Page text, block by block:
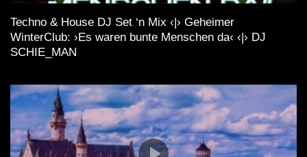
Techno & House DJ Set ‘n Mix ‹|› Geheimer
WinterClub: ›Es waren bunte Menschen da‹ ‹|› DJ
SCHIE_MAN